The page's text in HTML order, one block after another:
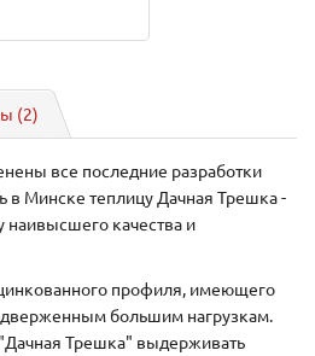
(2)
все последние разработки
в Минске теплицу Дачная Трешка -
наивысшего качества и
профиля, имеющего
большим нагрузкам.
Трешка" выдерживать